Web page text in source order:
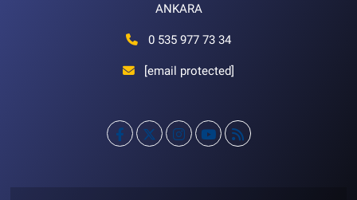
ANKARA
0 535 977 73 34
[email protected]